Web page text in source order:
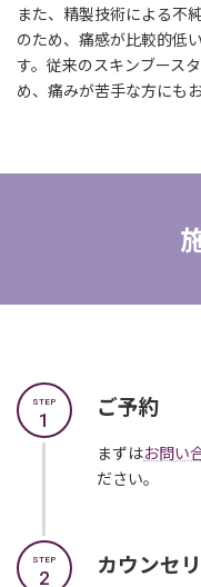
また、精製技術による不
のため、痛感が比較的低
す。従来のスキンブース
め、痛みが苦手な方にも
ご予約
まずはお問い
ださい。
STEP
1
カウンセ
STEP
2